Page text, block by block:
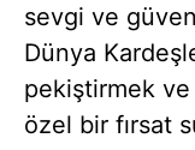
sevgi ve
Dünya
pekiştirmek ve
özel bir fırsat